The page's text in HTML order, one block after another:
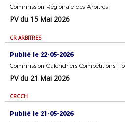
Commission Régionale des Arbitres
PV du 15 Mai 2026
CR ARBITRES
Publié le 22-05-2026
PV du 21 Mai 2026
CRCCH
Publié le 21-05-2026